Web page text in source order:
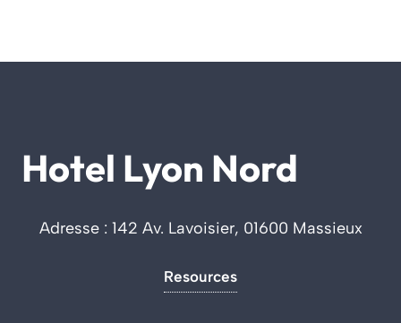
Hotel Lyon Nord
Adresse : 142 Av. Lavoisier, 01600 Massieux
Resources